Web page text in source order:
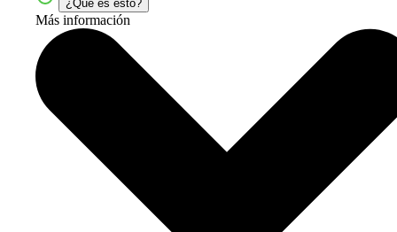
¿Qué es esto?
Más información